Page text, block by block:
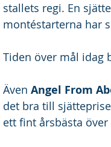
stallets regi. En
montéstarterna har
Tiden över mål idag
Även Angel From
det bra till
ett fint årsbästa